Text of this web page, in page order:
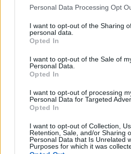
Please note that this website/app
not limited to your visit or usage
grant or deny consent to Google and
use your data for below specified
consent section.
Personal Data Processing Opt
I want to opt-out of the Sharing
personal data.
Opted In
I want to opt-out of the Sale of
Personal Data.
Opted In
I want to opt-out of processing
Personal Data for Targeted
Opted In
I want to opt-out of Collection,
Retention, Sale, and/or Sharing
Personal Data that Is Unrelated
Purposes for which it was
Marfin: «Δεν υπάρχει
ταυτοποίηση» λέει ο
δικηγόρος της 46χρονης –
Η ξανθιά κοτσίδα και η
εξέταση του 2022 για την
ίδια υπόθεση